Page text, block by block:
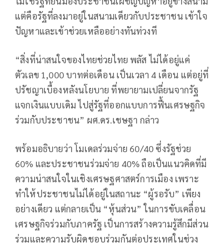
แต่คือรัฐที่ลงมาอยู่ในสนามเดียวกับประชาชน เข้าใจ
ปัญหาและเข้าช่วยเหลืออย่างทันท่วงที
“สิ่งที่น่าสนใจของไทยช่วยไทย พลัส ไม่ได้อยู่แค่
ตัวเลข 1,000 บาทต่อเดือน เป็นเวลา 4 เดือน แต่อยู่ที่
ปรัชญาเบื้องหลังนโยบาย ที่พยายามเปลี่ยนจากรัฐ
แจกเงินแบบเดิม ไปสู่รัฐที่ออกแบบการฟื้นเศรษฐกิจ
ร่วมกับประชาชน” ผศ.ดร.เชษฐา กล่าว
พร้อมอธิบายว่า โมเดลร่วมจ่าย 60/40 ซึ่งรัฐช่วย
60% และประชาชนร่วมจ่าย 40% ถือเป็นแนวคิดที่มี
ความน่าสนใจในเชิงเศรษฐศาสตร์การเมือง เพราะ
ทำให้ประชาชนไม่ได้อยู่ในสถานะ “ผู้รอรับ” เพียง
อย่างเดียว แต่กลายเป็น “หุ้นส่วน” ในการขับเคลื่อน
เศรษฐกิจร่วมกับภาครัฐ เป็นการสร้างความรู้สึกมีส่วน
ร่วมและความรับผิดชอบร่วมกันต่อประเทศในช่วง